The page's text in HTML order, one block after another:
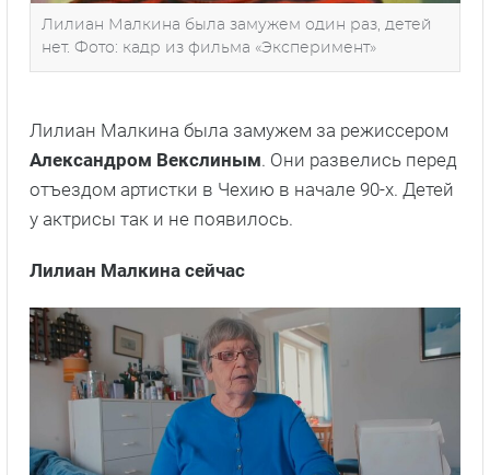
Лилиан Малкина была замужем один раз, детей
нет. Фото: кадр из фильма «Эксперимент»
Лилиан Малкина была замужем за режиссером
Александром Векслиным. Они развелись перед
отъездом артистки в Чехию в начале 90-х. Детей
у актрисы так и не появилось.
Лилиан Малкина сейчас